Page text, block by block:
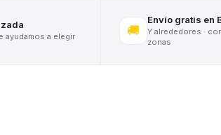
ayudamos a elegir 🚚
Envío gratis en
Y alrededores ·
zonas